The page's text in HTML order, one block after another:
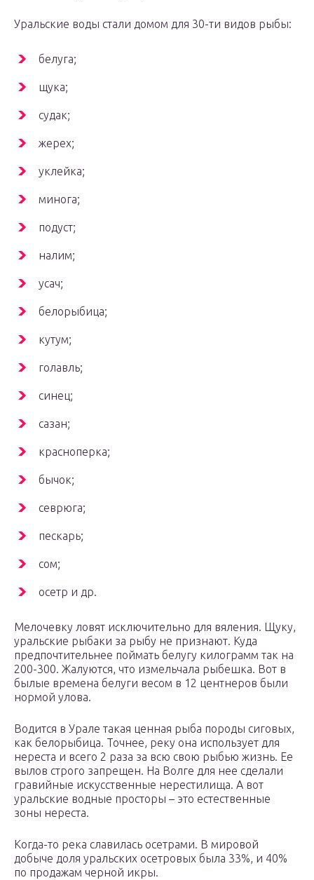
Уральские воды стали домом для 30-ти видов рыбы:
белуга;
щука;
судак;
жерех;
уклейка;
минога;
подуст;
налим;
усач;
белорыбица;
кутум;
голавль;
синец;
сазан;
красноперка;
бычок;
севрюга;
пескарь;
сом;
осетр и др.
Мелочевку ловят исключительно для вяления. Щуку,
уральские рыбаки за рыбу не признают. Куда
предпочтительнее поймать белугу килограмм так на
200-300. Жалуются, что измельчала рыбешка. Вот в
былые времена белуги весом в 12 центнеров были
нормой улова.
Водится в Урале такая ценная рыба породы сиговых,
как белорыбица. Точнее, реку она использует для
нереста и всего 2 раза за всю свою рыбью жизнь. Ее
вылов строго запрещен. На Волге для нее сделали
гравийные искусственные нерестилища. А вот
уральские водные просторы – это естественные
зоны нереста.
Когда-то река славилась осетрами. В мировой
добыче доля уральских осетровых была 33%, и 40%
по продажам черной икры.